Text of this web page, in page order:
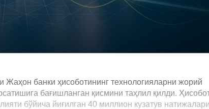
Жаҳон банки ҳисоботининг технологияларни жорий
бағишланган қисмини таҳлил қилди.
бўйича йиғилган 40 миллион кузатув